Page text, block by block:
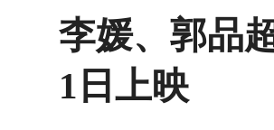
李媛、郭品
1日上映